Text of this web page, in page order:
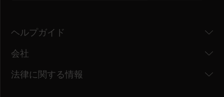
ヘルプガイド
会社
法律に関する情報